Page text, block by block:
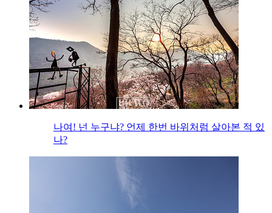
나여! 넌 누구냐? 언제 한번 바위처럼 살아본 적 있
나?